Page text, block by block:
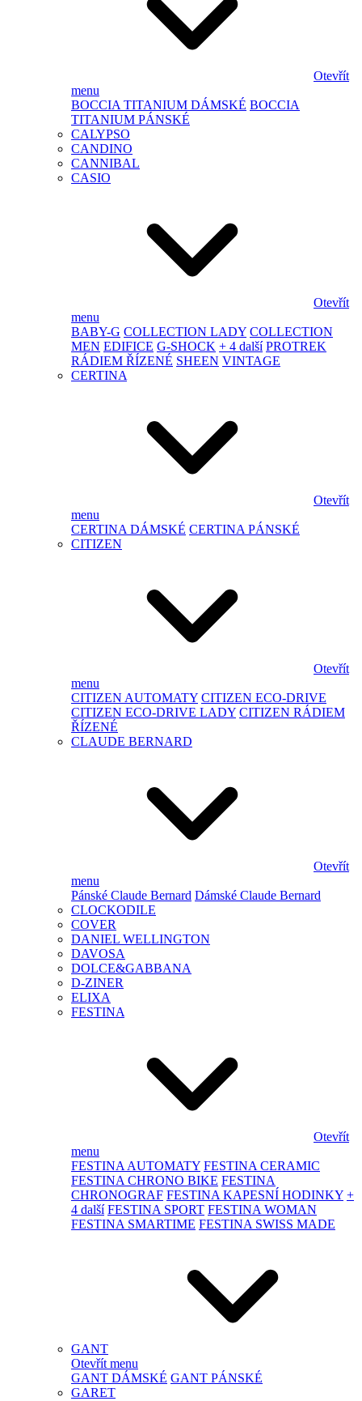
Otevřít
menu
BOCCIA TITANIUM DÁMSKÉ BOCCIA
TITANIUM PÁNSKÉ
CALYPSO
CANDINO
CANNIBAL
CASIO
Otevřít
menu
BABY-G COLLECTION LADY COLLECTION
MEN EDIFICE G-SHOCK + 4 další PROTREK
RÁDIEM ŘÍZENÉ SHEEN VINTAGE
CERTINA
Otevřít
menu
CERTINA DÁMSKÉ CERTINA PÁNSKÉ
CITIZEN
Otevřít
menu
CITIZEN AUTOMATY CITIZEN ECO-DRIVE
CITIZEN ECO-DRIVE LADY CITIZEN RÁDIEM
ŘÍZENÉ
CLAUDE BERNARD
Otevřít
menu
Pánské Claude Bernard Dámské Claude Bernard
CLOCKODILE
COVER
DANIEL WELLINGTON
DAVOSA
DOLCE&GABBANA
D-ZINER
ELIXA
FESTINA
Otevřít
menu
FESTINA AUTOMATY FESTINA CERAMIC
FESTINA CHRONO BIKE FESTINA
CHRONOGRAF FESTINA KAPESNÍ HODINKY +
4 další FESTINA SPORT FESTINA WOMAN
FESTINA SMARTIME FESTINA SWISS MADE
GANT
Otevřít menu
GANT DÁMSKÉ GANT PÁNSKÉ
GARET